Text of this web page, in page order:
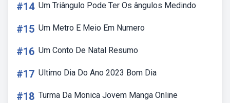
#14 Um Triângulo Pode Ter Os ângulos Medindo
#15 Um Metro E Meio Em Numero
#16 Um Conto De Natal Resumo
#17 Ultimo Dia Do Ano 2023 Bom Dia
#18 Turma Da Monica Jovem Manga Online